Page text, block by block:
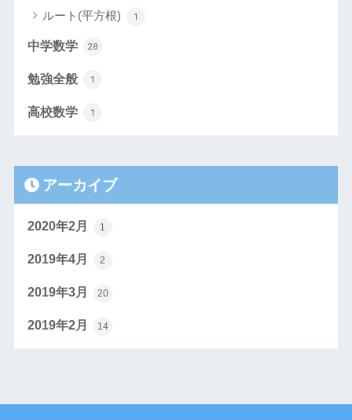
ルート(平方根) 1
中学数学 28
勉強全般 1
高校数学 1
アーカイブ
2020年2月 1
2019年4月 2
2019年3月 20
2019年2月 14